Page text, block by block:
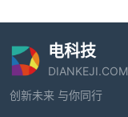
电科技
DIANKEJI.COM
创新未来 与你同行